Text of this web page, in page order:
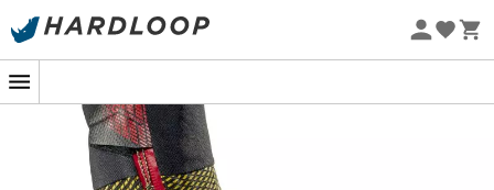
Promos d'été 🔥 -5 % EXTRA dès 2 produits* code Summer5
Eco-conçu